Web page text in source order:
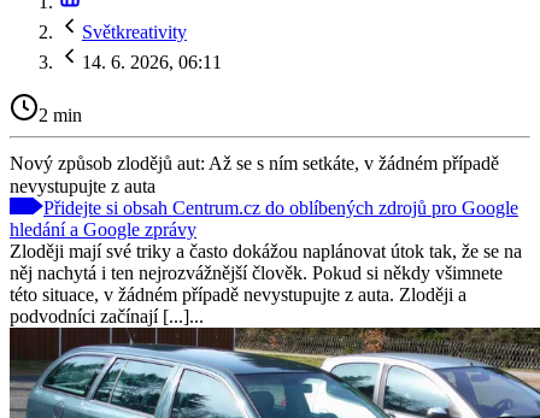
Světkreativity
14. 6. 2026, 06:11
2 min
Nový způsob zlodějů aut: Až se s ním setkáte, v žádném případě
nevystupujte z auta
Přidejte si obsah Centrum.cz do oblíbených zdrojů pro Google
hledání a Google zprávy
Zloději mají své triky a často dokážou naplánovat útok tak, že se na
něj nachytá i ten nejrozvážnější člověk. Pokud si někdy všimnete
této situace, v žádném případě nevystupujte z auta. Zloději a
podvodníci začínají [...]...